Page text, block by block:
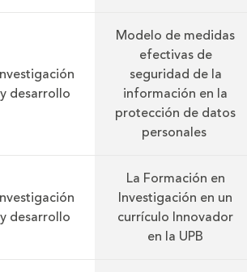
y desarrollo
Modelo de medidas
efectivas de
seguridad de la
información en la
protección de datos
personales
y desarrollo
La Formación en
Investigación en un
currículo Innovador
en la UPB